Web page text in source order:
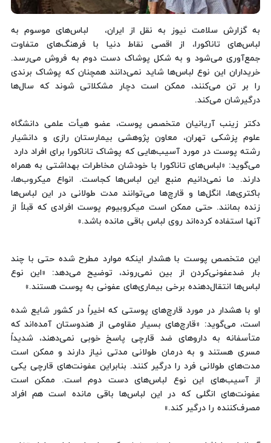
به گزارش سلامت نیوز به نقل از ایران، لباس‌های موسوم به
لباس‌های تاناکورا، از اقصی نقاط دنیا با فرهنگ‌های متفاوت
جمع‌آوری می‌شود و به شکل پوشاک دست دوم به فروش می‌رسد.
خریداران این نوع لباس‌ها شاید نمی‌دانند همچنان که پوشاک برندی
را بر تن می‌کنند، ممکن است دچار مشکلاتی شوند که سال‌ها
درگیرشان می‌کند.
دکتر زینب آریانیان متخصص پوست، عضو هیأت علمی دانشگاه
علوم پزشکی تهران، معاون پژوهشی بیمارستان رازی و دانشیار
رشته پوست در مورد آسیب‌هایی که پوشاک تاناکورا برای افراد دارد
می‌گوید: «لباس‌های تاناکورا با خودشان مخاطرات بهداشتی به همراه
دارند. ما نمی‌دانیم منبع این لباس‌ها کجاست. انواع میکروب‌ها،
باکتری‌ها، انگل‌ها و قارچ‌ها می‌توانند مدت طولانی در این لباس‌ها
زنده بمانند. حتی ممکن است میکروبیوم پوست افرادی که قبلاً از
آنها استفاده کرده‌اند روی لباس باقی مانده باشد.»
این متخصص پوست با هشدار اینکه موارد مطرح شده حتی با چند
بار ضدعفونی‌کردن از بین نمی‌روند، توضیح می‌دهد: «این نوع
لباس‌ها انتقال‌دهنده برخی بیماری‌های عفونی به پوست هستند.»
او با هشدار در مورد قارچ‌های پوستی که اخیراً در کشور شایع شده
است، می‌گوید: «قارچ‌های بسیار مقاومی از هندوستان آمده‌اند که
متأسفانه به داروهای ضد قارچی پاسخ خوبی نمی‌دهند، شدیداً
مسری هستند و به درمان طولانی مدتی نیاز دارند و ممکن است
مدت‌های طولانی فرد را درگیر کنند. بنابراین عفونت‌های قارچی یکی
از آسیب‌های این نوع لباس‌های دست دوم است. ممکن است
عفونت‌های انگلی که در این لباس‌ها باقی مانده است هم افراد
مصرف‌کننده را درگیر کند.»